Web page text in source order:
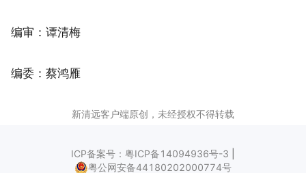
编审：谭清梅
编委：蔡鸿雁
新清远客户端原创，未经授权不得转载
ICP备案号：粤ICP备14094936号-3
粤公网安备44180202000774号